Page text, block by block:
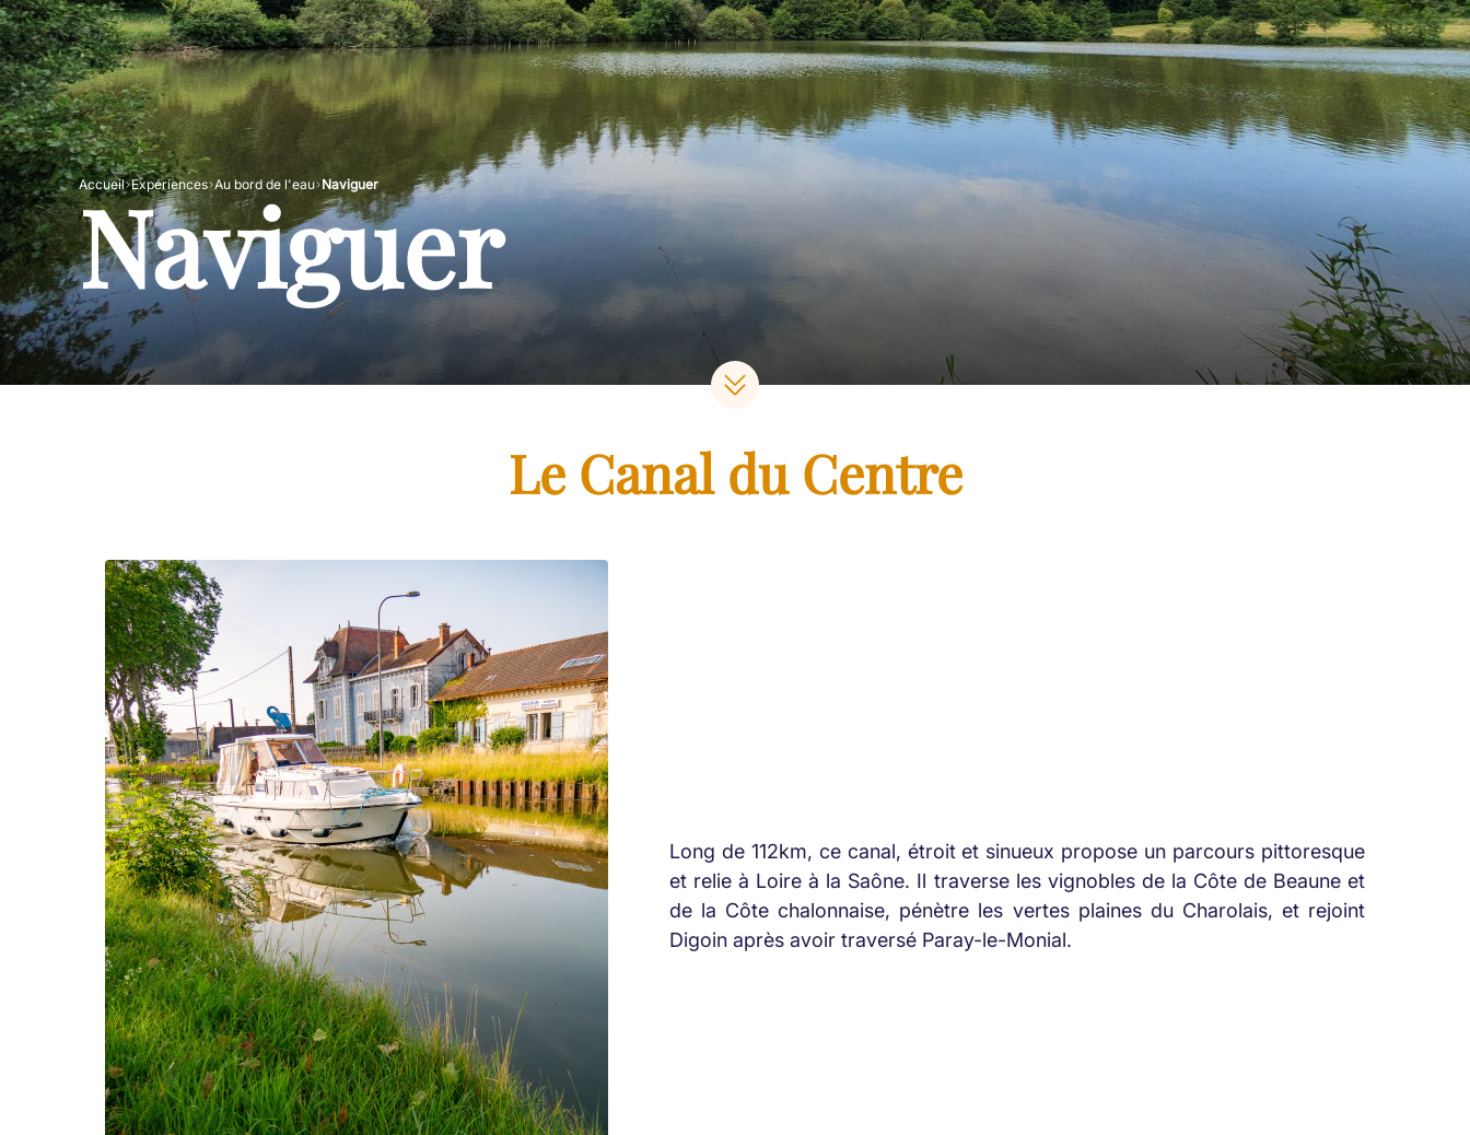
Accueil Expériences Au bord de l'eau Naviguer
Naviguer
Le Canal du Centre
Long de 112km, ce canal, étroit et sinueux propose un parcours pittoresque
et relie à Loire à la Saône. Il traverse les vignobles de la Côte de Beaune et
de la Côte chalonnaise, pénètre les vertes plaines du Charolais, et rejoint
Digoin après avoir traversé Paray-le-Monial.